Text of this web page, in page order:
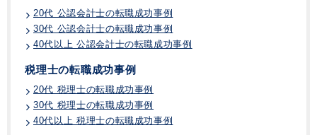
20代 公認会計士の転職成功事例
30代 公認会計士の転職成功事例
40代以上 公認会計士の転職成功事例
税理士の転職成功事例
20代 税理士の転職成功事例
30代 税理士の転職成功事例
40代以上 税理士の転職成功事例